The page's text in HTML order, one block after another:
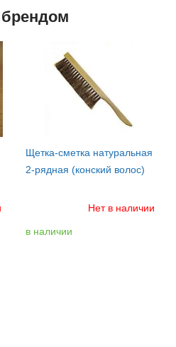
Щетка-сметка натуральная
2-рядная (конский волос)
Нет в наличии
в наличии